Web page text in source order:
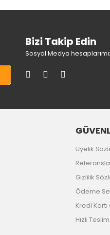
Bizi Takip Edin
Sosyal Medya
Üyelik
Gizlilik
Ödeme
Kredi
Hızlı